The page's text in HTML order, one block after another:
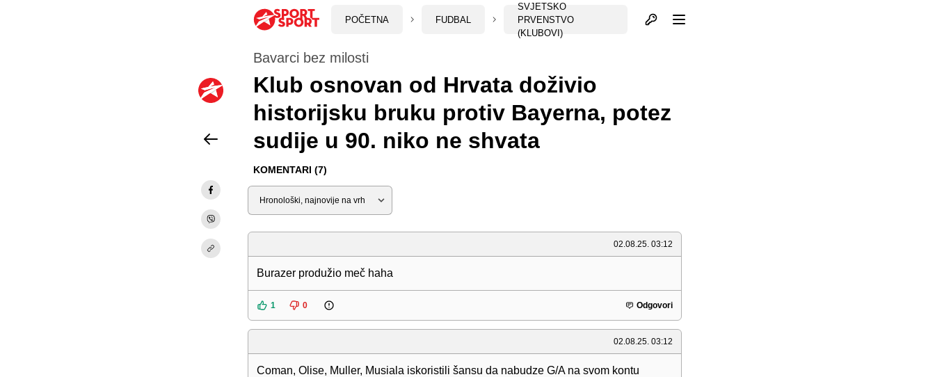
POČETNA FUDBAL
SVJETSKO
PRVENSTVO
(KLUBOVI)
Otvori profil
Bavarci bez milosti
Klub osnovan od Hrvata doživio
historijsku bruku protiv Bayerna, potez
sudije u 90. niko ne shvata
KOMENTARI (7)
Sortiraj
02.08.25. 03:12
Burazer produžio meč haha
1 0 Odgovori
02.08.25. 03:12
Coman, Olise, Muller, Musiala iskoristili šansu da nabudze G/A na svom kontu